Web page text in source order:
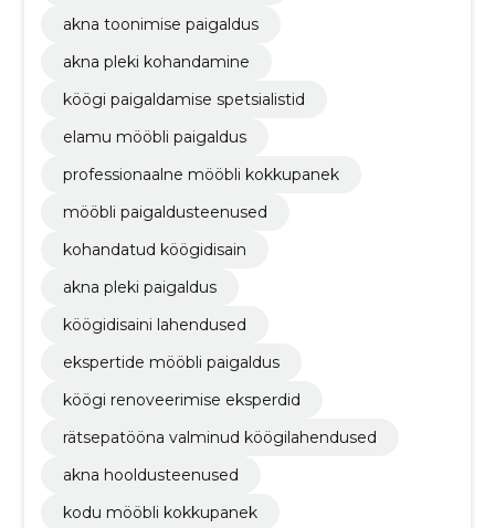
akna toonimise paigaldus
akna pleki kohandamine
köögi paigaldamise spetsialistid
elamu mööbli paigaldus
professionaalne mööbli kokkupanek
mööbli paigaldusteenused
kohandatud köögidisain
akna pleki paigaldus
köögidisaini lahendused
ekspertide mööbli paigaldus
köögi renoveerimise eksperdid
rätsepatööna valminud köögilahendused
akna hooldusteenused
kodu mööbli kokkupanek